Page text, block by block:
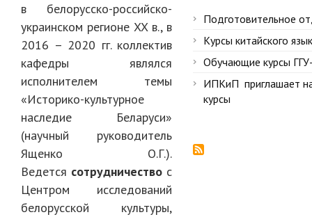
в белорусско-российско-
украинском регионе XX в., в
2016 – 2020 гг. коллектив
кафедры являлся
исполнителем темы
«Историко-культурное
наследие Беларуси»
(научный руководитель
Ященко О.Г.).
Ведется сотрудничество с
Центром исследований
белорусской культуры,
Подготовительное
Курсы китайского
Обучающие курсы
ИПКиП приглашает
курсы